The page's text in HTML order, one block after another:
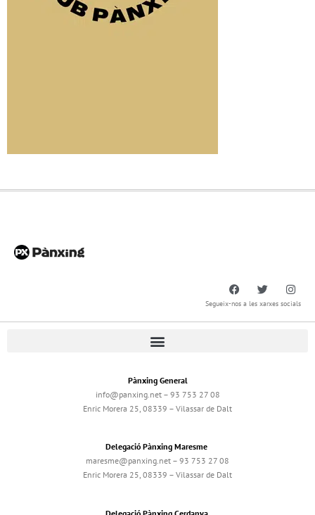
Segueix-nos a les xarxes socials
Pànxing General
info@panxing.net – 93 753 27 08
Enric Morera 25, 08339 – Vilassar de Dalt
Delegació Pànxing Maresme
maresme@panxing.net – 93 753 27 08
Enric Morera 25, 08339 – Vilassar de Dalt